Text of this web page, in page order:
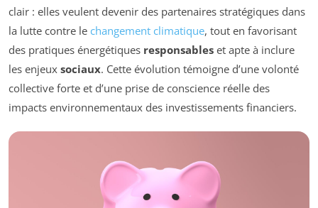
clair : elles veulent devenir des partenaires stratégiques dans
la lutte contre le changement climatique, tout en favorisant
des pratiques énergétiques responsables et apte à inclure
les enjeux sociaux. Cette évolution témoigne d’une volonté
collective forte et d’une prise de conscience réelle des
impacts environnementaux des investissements financiers.